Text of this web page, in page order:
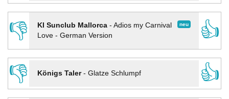
👎
neu
KI Sunclub Mallorca- Adios my Carnival
Love - German Version
👍
👎
Königs Taler- Glatze Schlumpf
👍